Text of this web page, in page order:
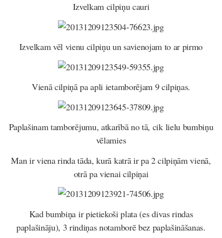
Izvelkam cilpiņu cauri
Izvelkam vēl vienu cilpiņu un savienojam to ar pirmo
Vienā cilpiņā pa apli ietamborējam 9 cilpiņas.
Paplašinam tamborējumu, atkarībā no tā, cik lielu bumbiņu
vēlamies
Man ir viena rinda tāda, kurā katrā ir pa 2 cilpiņām vienā,
otrā pa vienai cilpiņai
Kad bumbiņa ir pietiekoši plata (es divas rindas
paplašināju), 3 rindiņas notamborē bez paplašināšanas.